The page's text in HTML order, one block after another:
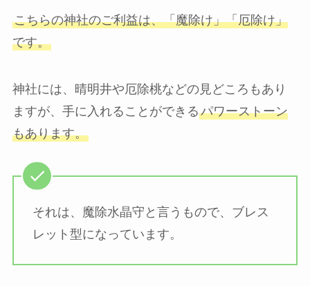
こちらの神社のご利益は、「魔除け」「厄除け」
です。
神社には、晴明井や厄除桃などの見どころもあり
ますが、手に入れることができるパワーストーン
もあります。
それは、魔除水晶守と言うもので、ブレス
レット型になっています。